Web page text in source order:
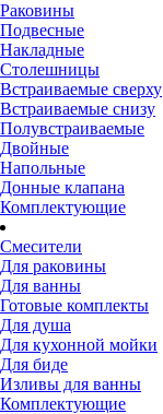
Раковины
Подвесные
Накладные
Столешницы
Встраиваемые сверху
Встраиваемые снизу
Полувстраиваемые
Двойные
Напольные
Донные клапана
Комплектующие
Смесители
Для раковины
Для ванны
Готовые комплекты
Для душа
Для кухонной мойки
Для биде
Изливы для ванны
Комплектующие